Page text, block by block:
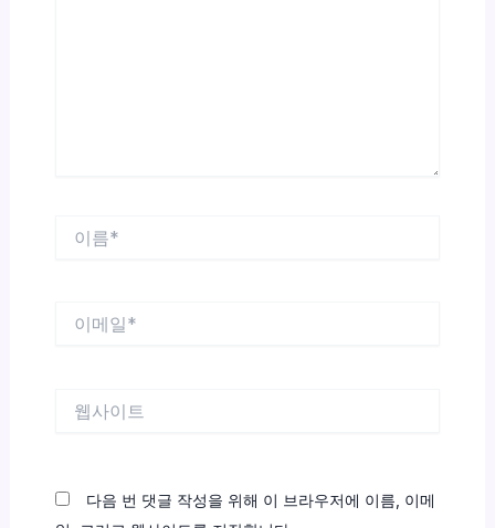
다음 번 댓글 작성을 위해 이 브라우저에 이름, 이메